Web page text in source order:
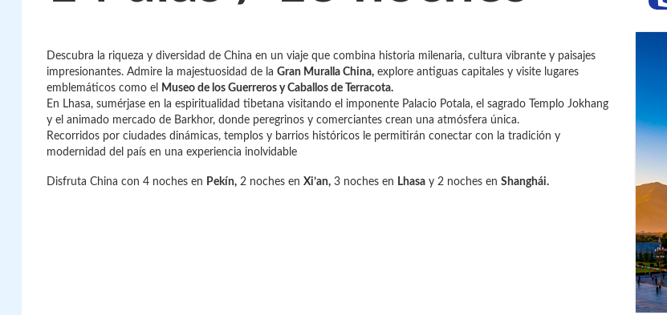
Descubra la riqueza y diversidad de China en un viaje que combina historia milenaria, cultura vibrante y paisajes
impresionantes. Admire la majestuosidad de la Gran Muralla China, explore antiguas capitales y visite lugares
emblemáticos como el
Museo de los Guerreros y Caballos de Terracota.
En Lhasa, sumérjase en la espiritualidad tibetana visitando el imponente Palacio Potala, el sagrado Templo Jokhang
y el animado mercado de Barkhor, donde peregrinos y comerciantes crean una atmósfera única.
Recorridos por ciudades dinámicas, templos y barrios históricos le permitirán conectar con la tradición y
modernidad del país en una experiencia inolvidable
Disfruta China con 4 noches en Pekín, 2 noches en Xi’an, 3 noches en Lhasa y 2 noches en Shanghái.